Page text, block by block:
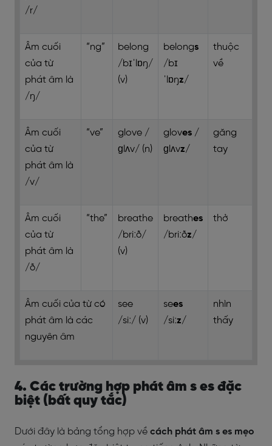
/r/
Âm cuối
của từ
phát âm là
/ŋ/
“ng”
belong
/bɪˈlɒŋ/
(v)
belongs
/bɪ
ˈlɒŋz/
thuộc
về
Âm cuối
của từ
phát âm là
/v/
“ve”
glove /
ɡlʌv/ (n)
gloves /
ɡlʌvz/
găng
tay
Âm cuối
của từ
phát âm là
/ð/
“the”
breathe
/briːð/
(v)
breathes
/briːðz/
thở
Âm cuối của từ có
phát âm là các
nguyên âm
see
/siː/ (v)
sees
/siːz/
nhìn
thấy
4. Các trường hợp phát âm s es đặc
biệt (bất quy tắc)
Dưới đây là bảng tổng hợp về cách phát âm s es mẹo